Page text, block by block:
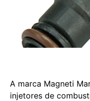
A marca Magneti
injetores de